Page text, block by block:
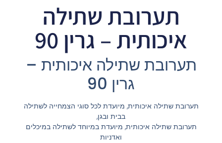
תערובת שתילה
איכותית – גרין 90
תערובת שתילה איכותית –
גרין 90
תערובת שתילה איכותית, מיועדת לכל סוגי הצמחייה לשתילה
בבית ובגן,
תערובת שתילה איכותית, מיועדת במיוחד לשתילה במיכלים
ואדניות